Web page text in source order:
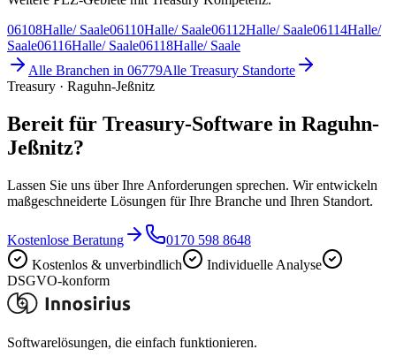
06108Halle/ Saale06110Halle/ Saale06112Halle/ Saale06114Halle/
Saale06116Halle/ Saale06118Halle/ Saale
Alle Branchen in 06779Alle Treasury Standorte
Treasury · Raguhn-Jeßnitz
Bereit für Treasury-Software in Raguhn-
Jeßnitz?
Lassen Sie uns über Ihre Anforderungen sprechen. Wir entwickeln
maßgeschneiderte Lösungen für Ihre Branche und Ihren Standort.
Kostenlose Beratung
0170 598 8648
Kostenlos & unverbindlich
Individuelle Analyse
DSGVO-konform
Softwarelösungen, die einfach funktionieren.